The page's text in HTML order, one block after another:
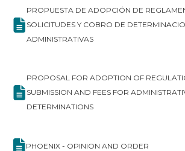
PROPUESTA DE ADOPCIÓN DE
SOLICITUDES Y COBRO DE
ADMINISTRATIVAS
PROPOSAL FOR ADOPTION OF
SUBMISSION AND FEES FOR
DETERMINATIONS
PHOENIX - OPINION AND ORDER